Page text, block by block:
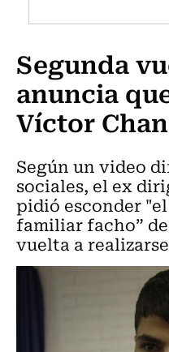
Programas Radio y
Segunda
anuncia
Víctor
Según un video
sociales, el ex
pidió esconder
familiar facho”
vuelta a